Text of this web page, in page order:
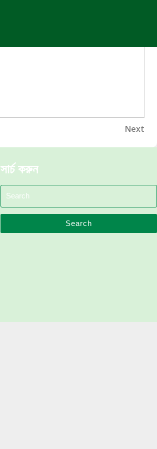
Next
সার্চ করুন
Search
Search